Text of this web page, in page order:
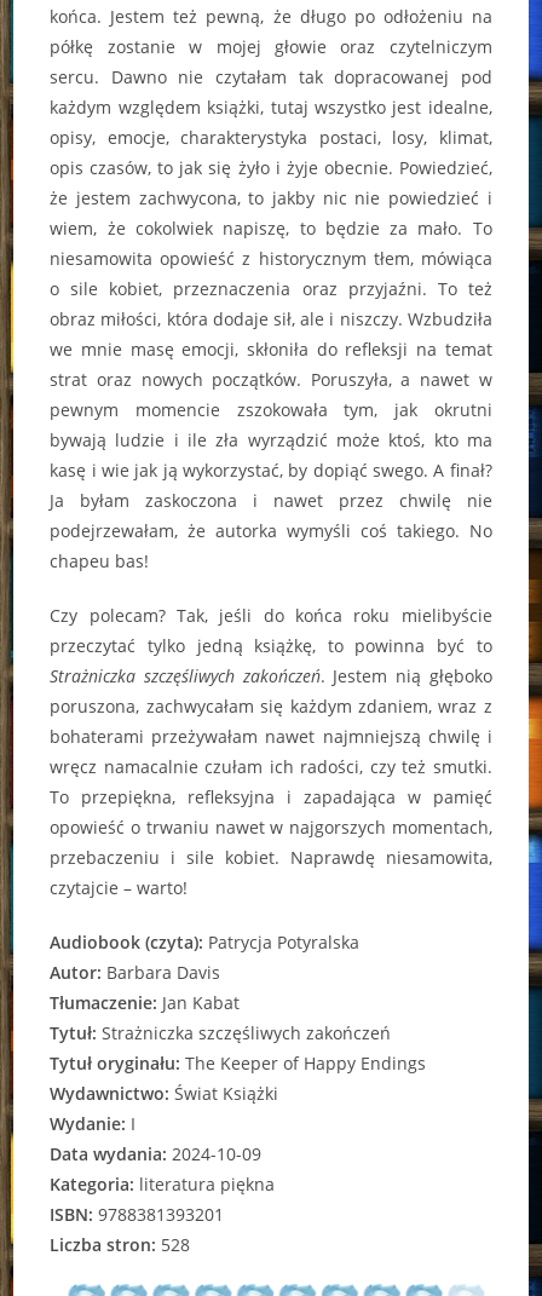
końca. Jestem też pewną, że długo po odłożeniu na
półkę zostanie w mojej głowie oraz czytelniczym
sercu. Dawno nie czytałam tak dopracowanej pod
każdym względem książki, tutaj wszystko jest idealne,
opisy, emocje, charakterystyka postaci, losy, klimat,
opis czasów, to jak się żyło i żyje obecnie. Powiedzieć,
że jestem zachwycona, to jakby nic nie powiedzieć i
wiem, że cokolwiek napiszę, to będzie za mało. To
niesamowita opowieść z historycznym tłem, mówiąca
o sile kobiet, przeznaczenia oraz przyjaźni. To też
obraz miłości, która dodaje sił, ale i niszczy. Wzbudziła
we mnie masę emocji, skłoniła do refleksji na temat
strat oraz nowych początków. Poruszyła, a nawet w
pewnym momencie zszokowała tym, jak okrutni
bywają ludzie i ile zła wyrządzić może ktoś, kto ma
kasę i wie jak ją wykorzystać, by dopiąć swego. A finał?
Ja byłam zaskoczona i nawet przez chwilę nie
podejrzewałam, że autorka wymyśli coś takiego. No
chapeu bas!
Czy polecam? Tak, jeśli do końca roku mielibyście
przeczytać tylko jedną książkę, to powinna być to
Strażniczka szczęśliwych zakończeń. Jestem nią głęboko
poruszona, zachwycałam się każdym zdaniem, wraz z
bohaterami przeżywałam nawet najmniejszą chwilę i
wręcz namacalnie czułam ich radości, czy też smutki.
To przepiękna, refleksyjna i zapadająca w pamięć
opowieść o trwaniu nawet w najgorszych momentach,
przebaczeniu i sile kobiet. Naprawdę niesamowita,
czytajcie – warto!
Audiobook (czyta): Patrycja Potyralska
Autor: Barbara Davis
Tłumaczenie: Jan Kabat
Tytuł: Strażniczka szczęśliwych zakończeń
Tytuł oryginału: The Keeper of Happy Endings
Wydawnictwo: Świat Książki
Wydanie: I
Data wydania: 2024-10-09
Kategoria: literatura piękna
ISBN: 9788381393201
Liczba stron: 528